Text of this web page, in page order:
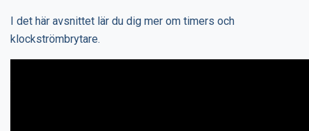
I det här avsnittet lär du dig mer om timers och
klockströmbrytare.